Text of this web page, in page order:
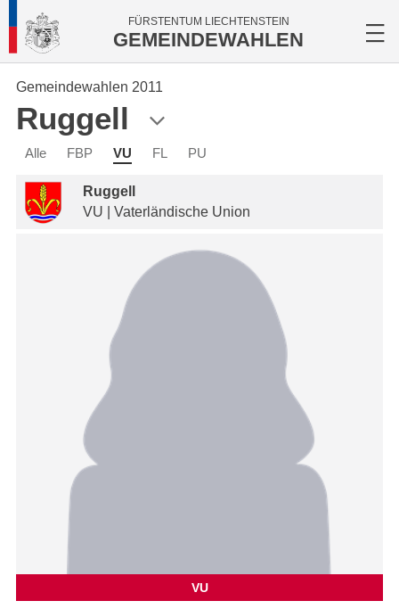
FÜRSTENTUM LIECHTENSTEIN
GEMEINDEWAHLEN
Gemeindewahlen 2011
Ruggell
Alle FBP VU FL PU
Ruggell
VU | Vaterländische Union
VU